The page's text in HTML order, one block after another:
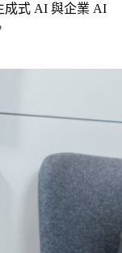
成式 AI 與企業 AI